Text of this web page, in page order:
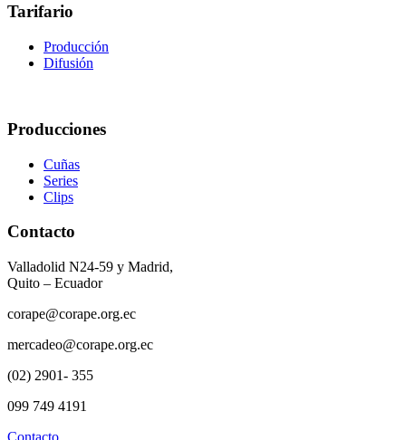
Tarifario
Producción
Difusión
Producciones
Cuñas
Series
Clips
Contacto
Valladolid N24-59 y Madrid,
Quito – Ecuador
corape@corape.org.ec
mercadeo@corape.org.ec
(02) 2901- 355
099 749 4191
Contacto